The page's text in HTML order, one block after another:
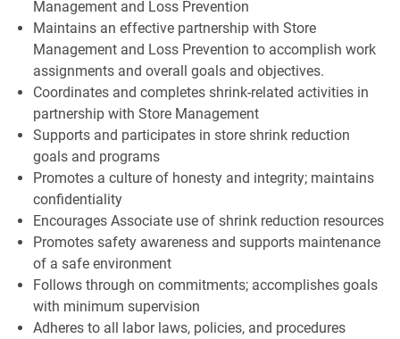
Management and Loss Prevention
Maintains an effective partnership with Store
Management and Loss Prevention to accomplish work
assignments and overall goals and objectives.
Coordinates and completes shrink-related activities in
partnership with Store Management
Supports and participates in store shrink reduction
goals and programs
Promotes a culture of honesty and integrity; maintains
confidentiality
Encourages Associate use of shrink reduction resources
Promotes safety awareness and supports maintenance
of a safe environment
Follows through on commitments; accomplishes goals
with minimum supervision
Adheres to all labor laws, policies, and procedures